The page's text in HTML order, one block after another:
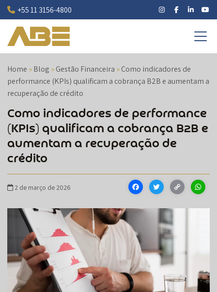
Pular
para
conteúdo
+55 11 3156-4800
Home »Blog »Gestão Financeira »Como indicadores de
performance (KPIs) qualificam a cobrança B2B e aumentam a
recuperação de crédito
Como indicadores de performance
(KPIs) qualificam a cobrança B2B e
aumentam a recuperação de
crédito
2 de março de 2026 Facebook
Twitter
Link